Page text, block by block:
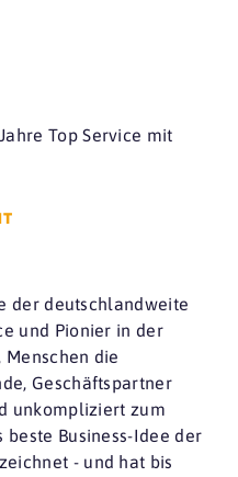
der deutschlandweite
und Pionier in der
Menschen die
Geschäftspartner
unkompliziert zum
beste Business-Idee der
- und hat bis